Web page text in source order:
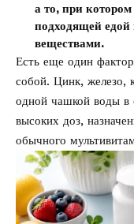
а то, при
подходящей едой
веществами.
Есть еще один
собой. Цинк, железо,
одной чашкой воды в
высоких доз,
обычного